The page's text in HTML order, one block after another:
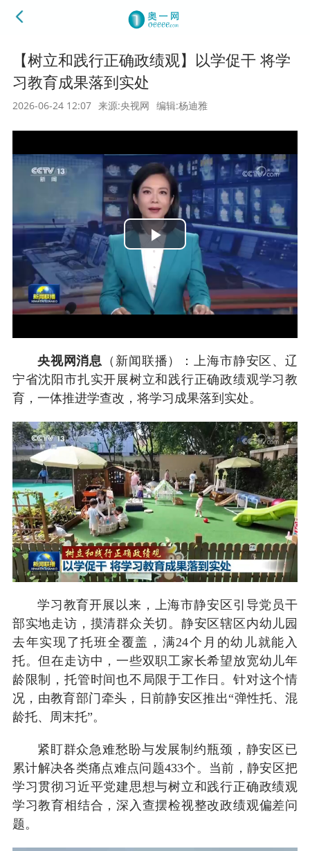
【树立和践行正确政绩观】以学促干 将学
习教育成果落到实处
2026-06-24 12:07 来源:央视网 编辑:杨迪雅
Play
Video
央视网消息
（新闻联播）：上海市静安区、辽
宁省沈阳市扎实开展树立和践行正确政绩观学习教
育，一体推进学查改，将学习成果落到实处。
学习教育开展以来，上海市静安区引导党员干
部实地走访，摸清群众关切。静安区辖区内幼儿园
去年实现了托班全覆盖，满24个月的幼儿就能入
托。但在走访中，一些双职工家长希望放宽幼儿年
龄限制，托管时间也不局限于工作日。针对这个情
况，由教育部门牵头，日前静安区推出“弹性托、混
龄托、周末托”。
紧盯群众急难愁盼与发展制约瓶颈，静安区已
累计解决各类痛点难点问题433个。当前，静安区把
学习贯彻习近平党建思想与树立和践行正确政绩观
学习教育相结合，深入查摆检视整改政绩观偏差问
题。